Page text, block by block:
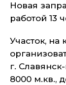
Новая
работой 13
Участок, на
г.
8000 м.кв.,